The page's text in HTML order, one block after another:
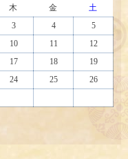
木 金
土
3 4
5
10 11
12
17 18
19
24 25
26